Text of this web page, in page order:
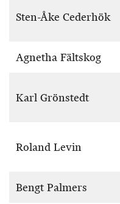
Sten-Åke Cederhök
Agnetha Fältskog
Karl Grönstedt
Roland Levin
Bengt Palmers